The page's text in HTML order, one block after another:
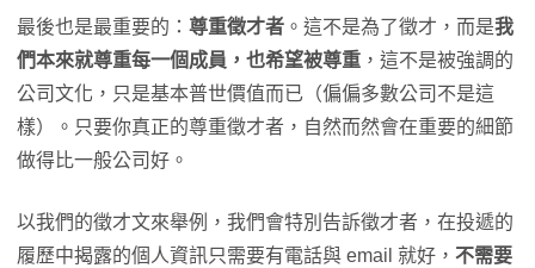
最後也是最重要的： 尊重徵才者 。這不是為了徵才，而是我
們本來就尊重每一個成員，也希望被尊重 ，這不是被強調的
公司文化，只是基本普世價值而已（偏偏多數公司不是這
樣）。只要你真正的尊重徵才者，自然而然會在重要的細節
做得比一般公司好。
以我們的徵才文來舉例，我們會特別告訴徵才者，在投遞的
履歷中揭露的個人資訊只需要有電話與 email 就好， 不需要